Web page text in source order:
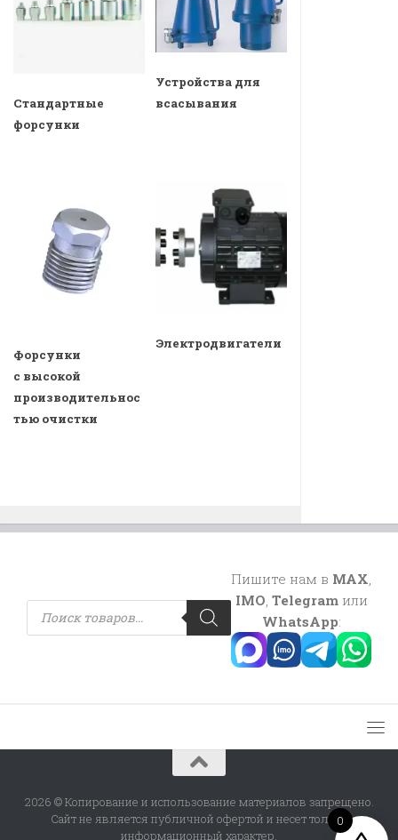
Стандартные
форсунки
Устройства для
всасывания
Форсунки
с высокой
производительнос
тью очистки
Электродвигатели
Поиск
товаров
Пишите нам в MAX,
IMO, Telegramили
WhatsApp:
2026 © Копирование и использование материалов запрещено.
Сайт не является публичной офертой и несет только
информационный характер.
0